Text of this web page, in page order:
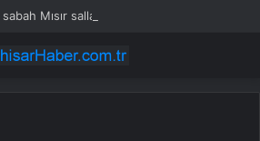
Mısır sallandı